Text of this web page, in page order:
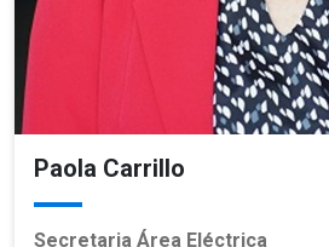
Paola Carrillo
Secretaria Área Eléctrica